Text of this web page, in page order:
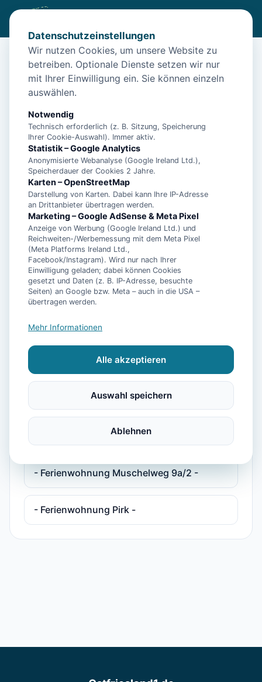
Diese Unterkunft ist aktuell nicht
buchbar
Unterkünfte in der Nähe
Ferienwohnung Dünenrose
Norddeicher Perle 2
- Ferienhaus Bühler Quetsch -
- Ferienhaus Pelikan -
- Ferienhaus Plesse -
- Ferienhaus Plesse 2 -
- Ferienwohnung Deichkind -
- Ferienwohnung Maja -
- Ferienwohnung Muschelweg 9a/2 -
- Ferienwohnung Pirk -
Datenschutzeinstellungen
Wir nutzen Cookies, um unsere Website zu
betreiben. Optionale Dienste setzen wir nur
mit Ihrer Einwilligung ein. Sie können einzeln
auswählen.
Notwendig
Technisch erforderlich (z. B. Sitzung, Speicherung
Ihrer Cookie-Auswahl). Immer aktiv.
Statistik – Google Analytics
Anonymisierte Webanalyse (Google Ireland Ltd.),
Speicherdauer der Cookies 2 Jahre.
Karten – OpenStreetMap
Darstellung von Karten. Dabei kann Ihre IP-Adresse
an Drittanbieter übertragen werden.
Marketing – Google AdSense & Meta Pixel
Anzeige von Werbung (Google Ireland Ltd.) und
Reichweiten-/Werbemessung mit dem Meta Pixel
(Meta Platforms Ireland Ltd.,
Facebook/Instagram). Wird nur nach Ihrer
Einwilligung geladen; dabei können Cookies
gesetzt und Daten (z. B. IP-Adresse, besuchte
Seiten) an Google bzw. Meta – auch in die USA –
übertragen werden.
Mehr Informationen
Alle akzeptieren
Auswahl speichern
Ablehnen